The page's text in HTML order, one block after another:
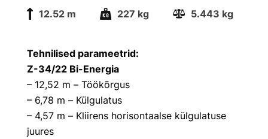
12.52 m 227 kg 5.443 kg
Tehnilised parameetrid:
Z-34/22 Bi-Energia
– 12,52 m – Töökõrgus
– 6,78 m – Külgulatus
– 4,57 m – Kliirens horisontaalse külgulatuse
juures